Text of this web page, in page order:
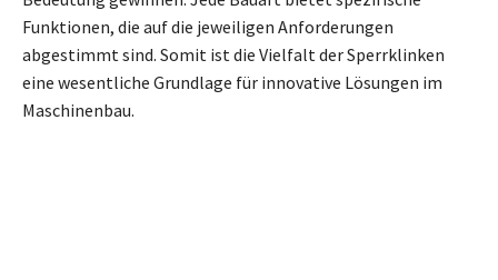
Funktionen, die auf die jeweiligen Anforderungen
abgestimmt sind. Somit ist die Vielfalt der Sperrklinken
eine wesentliche Grundlage für innovative Lösungen im
Maschinenbau.